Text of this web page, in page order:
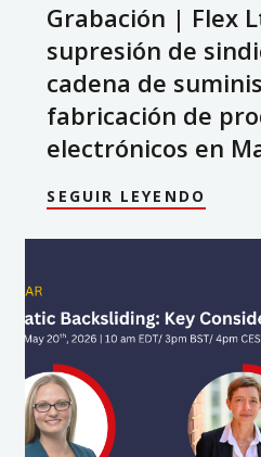
Grabación | Flex
supresión de
cadena de
fabricación de
electrónicos en
SEGUIR LEYENDO